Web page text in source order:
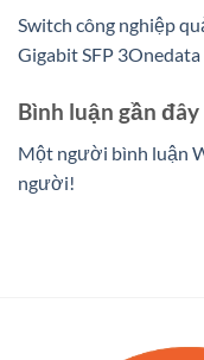
Switch công nghiệp
Gigabit SFP
Bình luận gần đây
Một người bình luận
người!